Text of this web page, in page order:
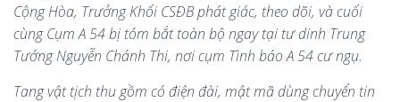
Cộng Hòa, Trưởng Khối CSĐB phát giác, theo dõi, và cuối
cùng Cụm A 54 bị tóm bắt toàn bộ ngay tại tư dinh Trung
Tướng Nguyễn Chánh Thi, nơi cụm Tình báo A 54 cư ngụ.
Tang vật tịch thu gồm có điện đài, mật mã dùng chuyển tin